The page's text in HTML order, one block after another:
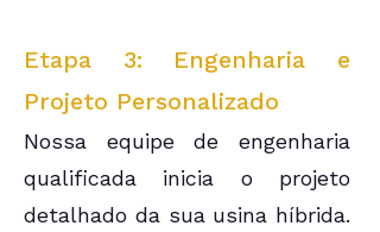
Etapa 3: Engenharia e
Projeto Personalizado
Nossa equipe de engenharia
qualificada inicia o projeto
detalhado da sua usina híbrida.